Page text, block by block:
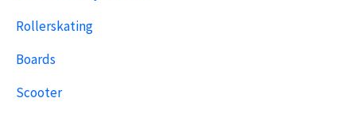
Rollerskating
Boards
Scooter